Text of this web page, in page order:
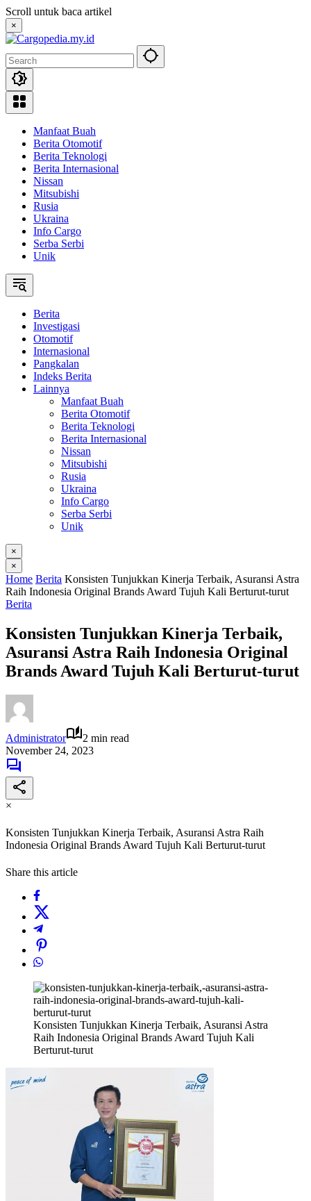
Skip
to
content
Scroll untuk baca artikel
×
Manfaat Buah
Berita Otomotif
Berita Teknologi
Berita Internasional
Nissan
Mitsubishi
Rusia
Ukraina
Info Cargo
Serba Serbi
Unik
Berita
Investigasi
Otomotif
Internasional
Pangkalan
Indeks Berita
Lainnya
Manfaat Buah
Berita Otomotif
Berita Teknologi
Berita Internasional
Nissan
Mitsubishi
Rusia
Ukraina
Info Cargo
Serba Serbi
Unik
×
×
Home Berita Konsisten Tunjukkan Kinerja Terbaik, Asuransi Astra
Raih Indonesia Original Brands Award Tujuh Kali Berturut-turut
Berita
Konsisten Tunjukkan Kinerja Terbaik,
Asuransi Astra Raih Indonesia Original
Brands Award Tujuh Kali Berturut-turut
Administrator
2 min read
November 24, 2023
×
Konsisten Tunjukkan Kinerja Terbaik, Asuransi Astra Raih
Indonesia Original Brands Award Tujuh Kali Berturut-turut
Share this article
Konsisten Tunjukkan Kinerja Terbaik, Asuransi Astra
Raih Indonesia Original Brands Award Tujuh Kali
Berturut-turut